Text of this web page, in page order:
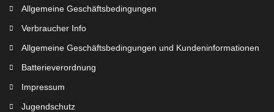
Allgemeine Geschäftsbedingungen
Verbraucher Info
Allgemeine Geschäftsbedingungen und Kundeninformationen
Batterieverordnung
Impressum
Jugendschutz